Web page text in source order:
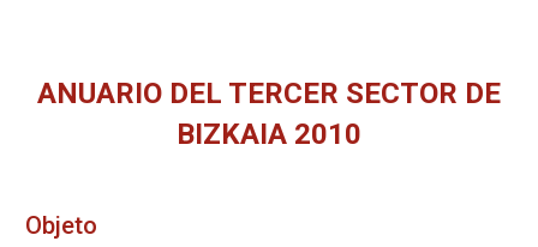
ANUARIO DEL TERCER SECTOR DE
BIZKAIA 2010
Objeto